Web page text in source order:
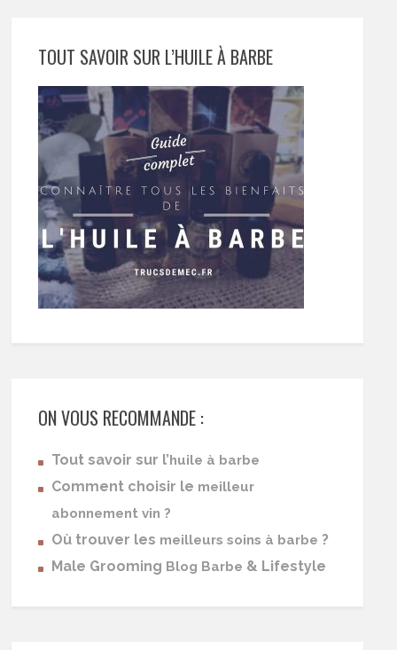
TOUT SAVOIR SUR L’HUILE À BARBE
ON VOUS RECOMMANDE :
Tout savoir sur l’huile à barbe
Comment choisir le meilleur
abonnement vin ?
Où trouver les meilleurs soins à barbe ?
Male Grooming Blog Barbe & Lifestyle